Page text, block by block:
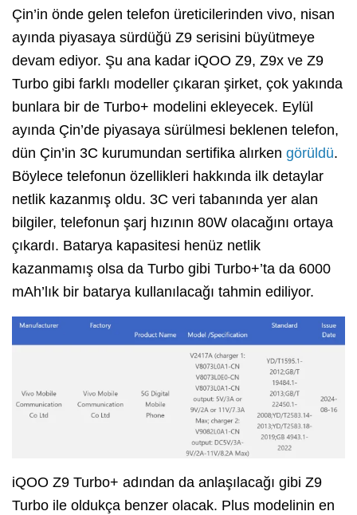
Çin’in önde gelen telefon üreticilerinden vivo, nisan
ayında piyasaya sürdüğü Z9 serisini büyütmeye
devam ediyor. Şu ana kadar iQOO Z9, Z9x ve Z9
Turbo gibi farklı modeller çıkaran şirket, çok yakında
bunlara bir de Turbo+ modelini ekleyecek. Eylül
ayında Çin’de piyasaya sürülmesi beklenen telefon,
dün Çin’in 3C kurumundan sertifika alırken görüldü.
Böylece telefonun özellikleri hakkında ilk detaylar
netlik kazanmış oldu. 3C veri tabanında yer alan
bilgiler, telefonun şarj hızının 80W olacağını ortaya
çıkardı. Batarya kapasitesi henüz netlik
kazanmamış olsa da Turbo gibi Turbo+’ta da 6000
mAh’lık bir batarya kullanılacağı tahmin ediliyor.
iQOO Z9 Turbo+ adından da anlaşılacağı gibi Z9
Turbo ile oldukça benzer olacak. Plus modelinin en